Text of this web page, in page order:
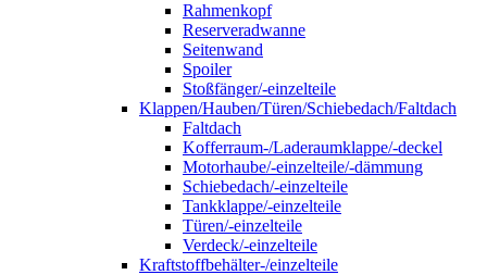
Rahmenkopf
Reserveradwanne
Seitenwand
Spoiler
Stoßfänger/-einzelteile
Klappen/Hauben/Türen/Schiebedach/Faltdach
Faltdach
Kofferraum-/Laderaumklappe/-deckel
Motorhaube/-einzelteile/-dämmung
Schiebedach/-einzelteile
Tankklappe/-einzelteile
Türen/-einzelteile
Verdeck/-einzelteile
Kraftstoffbehälter-/einzelteile